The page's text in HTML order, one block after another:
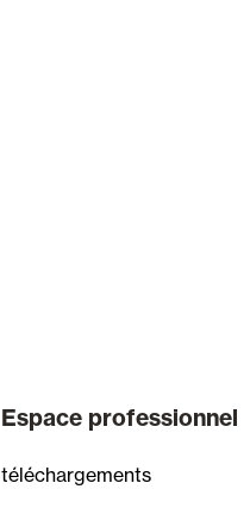
Espace professionnel
téléchargements